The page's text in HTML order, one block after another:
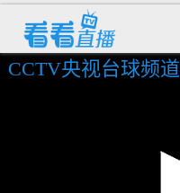
CCTV央视台球频道